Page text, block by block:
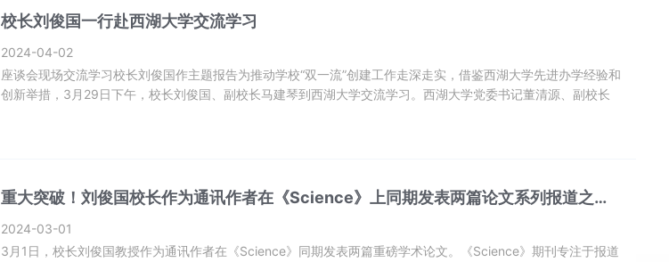
校长刘俊国一行赴西湖大学交流学习
2024-04-02
座谈会现场交流学习校长刘俊国作主题报告为推动学校“双一流”创建工作走深走实，借鉴西湖大学先进办学经验和
创新举措，3月29日下午，校长刘俊国、副校长马建琴到西湖大学交流学习。西湖大学党委书记董清源、副校长
重大突破！刘俊国校长作为通讯作者在《Science》上同期发表两篇论文系列报道之
二：地下水在全球水循环中的关键作用
2024-03-01
3月1日，校长刘俊国教授作为通讯作者在《Science》同期发表两篇重磅学术论文。《Science》期刊专注于报道